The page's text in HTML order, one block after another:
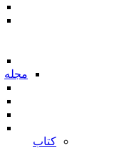
مجله
کتاب